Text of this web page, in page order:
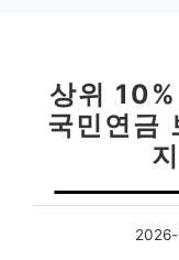
상위
국민연금